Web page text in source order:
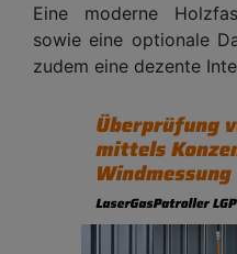
Eine moderne
sowie eine optionale
zudem eine dezente